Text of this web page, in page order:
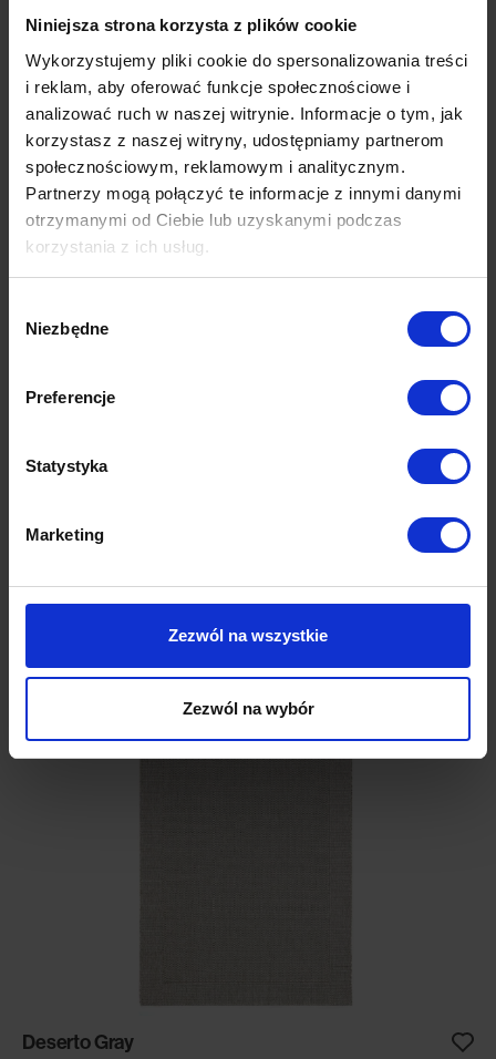
Niniejsza strona korzysta z plików cookie
Wykorzystujemy pliki cookie do spersonalizowania treści
i reklam, aby oferować funkcje społecznościowe i
analizować ruch w naszej witrynie. Informacje o tym, jak
korzystasz z naszej witryny, udostępniamy partnerom
społecznościowym, reklamowym i analitycznym.
Partnerzy mogą połączyć te informacje z innymi danymi
otrzymanymi od Ciebie lub uzyskanymi podczas
korzystania z ich usług.
zgody
Niezbędne
Preferencje
Statystyka
Marketing
Zezwól na wszystkie
Zezwól na wybór
wygląd i trwałość na lata.
wilgocią, deszczem, śniegiem czy mrozem? Dywany z tej kolekcji
odporne są na wszelkie warunki atmosferyczne! Dodatkowo, to co je
wyróżnia to fakt, że mogą być również używane w pomieszczeniach.
Idealnie sprawdzą się w kuchniach, łazienkach czy korytarzach, a więc
wszędzie tam, gdzie mogą być narażone na brud i wilgoć.
Poznaj cechy charakterystyczne dywanów Outdoor & Indoor:
wykonane z najlepszej jakości przędzy polipropylenowej w
naturalnych, ponadczasowych kolorach
odporne na promieniowanie UV
Produkty w tej samej konfiguracji
Deserto Gray